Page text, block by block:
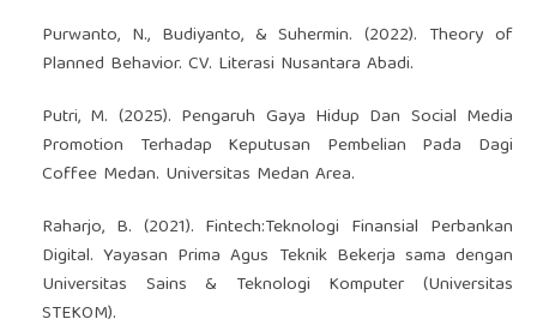
Purwanto, N., Budiyanto, & Suhermin. (2022). Theory of
Planned Behavior. CV. Literasi Nusantara Abadi.
Putri, M. (2025). Pengaruh Gaya Hidup Dan Social Media
Promotion Terhadap Keputusan Pembelian Pada Dagi
Coffee Medan. Universitas Medan Area.
Raharjo, B. (2021). Fintech:Teknologi Finansial Perbankan
Digital. Yayasan Prima Agus Teknik Bekerja sama dengan
Universitas Sains & Teknologi Komputer (Universitas
STEKOM).